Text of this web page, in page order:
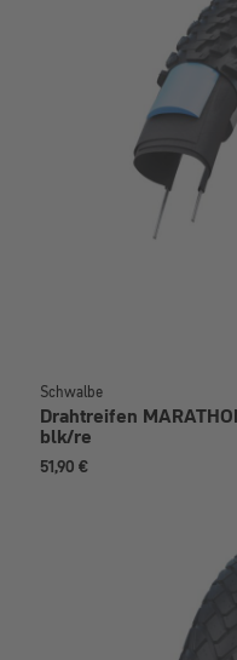
Schwalbe
Drahtreifen
blk/re
51,90 €